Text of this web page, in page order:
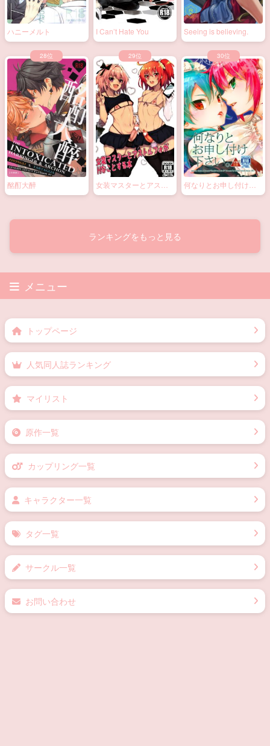
ハニーメルト I Can’t Hate You Seeing is believing.
酩酊大醉
女装マスターとアスト
ルフォがHなことする本
何なりとお申し付け下
さい。
ランキングをもっと見る
メニュー
トップページ
人気同人誌ランキング
マイリスト
原作一覧
カップリング一覧
キャラクター一覧
タグ一覧
サークル一覧
お問い合わせ